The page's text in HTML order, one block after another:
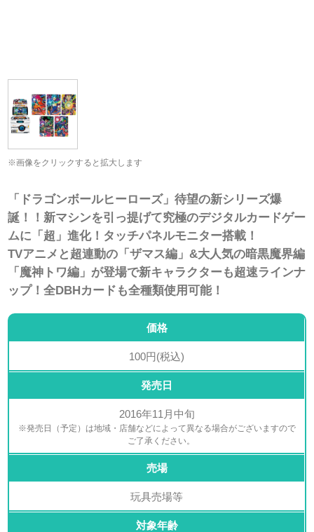
※画像をクリックすると拡大します
「ドラゴンボールヒーローズ」待望の新シリーズ爆
誕！！新マシンを引っ提げて究極のデジタルカードゲー
ムに「超」進化！タッチパネルモニター搭載！
TVアニメと超連動の「ザマス編」&大人気の暗黒魔界編
「魔神トワ編」が登場で新キャラクターも超速ラインナ
ップ！全DBHカードも全種類使用可能！
価格
100円(税込)
発売日
2016年11月中旬
※発売日（予定）は地域・店舗などによって異なる場合がございますので
ご了承ください。
売場
玩具売場等
対象年齢